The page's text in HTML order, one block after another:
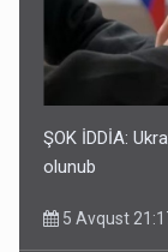
ŞOK İDDİA:
olunub
5 Avqust